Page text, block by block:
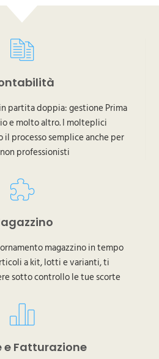
partita doppia: gestione Prima
e molto altro. I molteplici
processo semplice anche per
professionisti
magazzino in tempo
a kit, lotti e varianti, ti
sotto controllo le tue scorte
e Fatturazione